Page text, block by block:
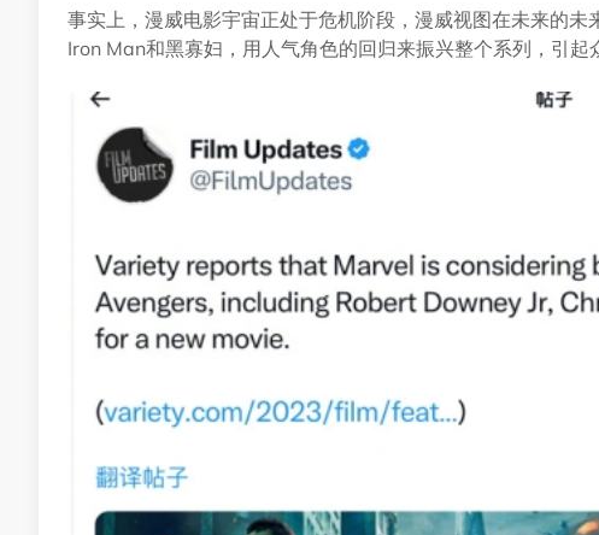
事实上，漫威电影宇宙正处于危机阶段，漫威视图在未来的
Iron Man和黑寡妇，用人气角色的回归来振兴整个系列，引起